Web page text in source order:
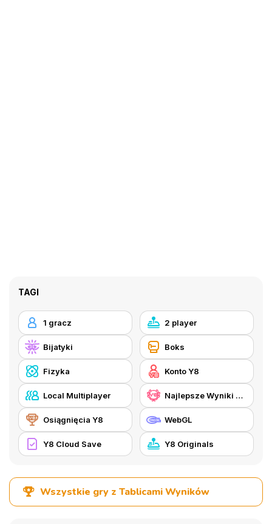
TAGI
1 gracz 2 player
Bijatyki Boks
Fizyka Konto Y8
Local Multiplayer Najlepsze Wyniki Y8
Osiągnięcia Y8 WebGL
Y8 Cloud Save Y8 Originals
Wszystkie gry z Tablicami Wyników